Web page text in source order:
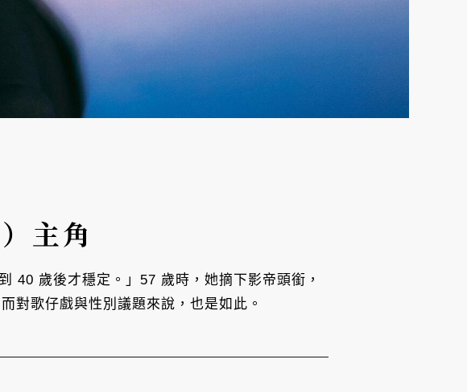
主角
40 歲後才穩定。」57 歲時，她摘下影帝頭銜，
對歌仔戲與性別議題來說，也是如此。